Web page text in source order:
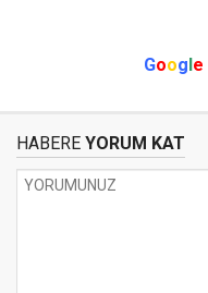
Google
HABERE YORUM KAT